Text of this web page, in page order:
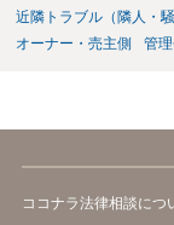
近隣トラブル（隣人・
オーナー・売主側
管
ココナラ法律相談につ